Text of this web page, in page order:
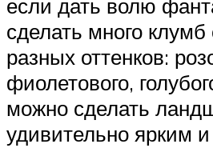
если дать волю
сделать много
разных оттенков:
фиолетового,
можно сделать
удивительно ярким